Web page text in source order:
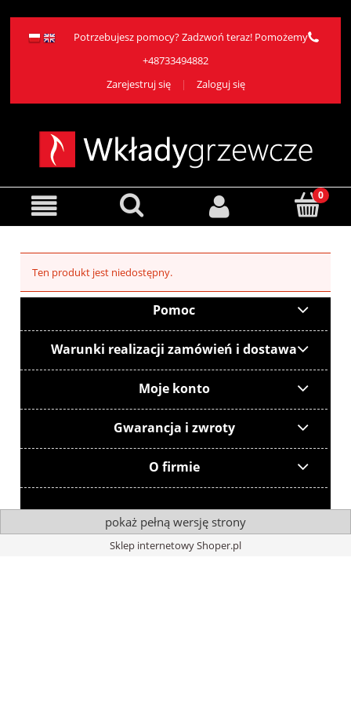
Potrzebujesz pomocy? Zadzwoń teraz! Pomożemy
+48733494882
Zarejestruj się
Zaloguj się
Ten produkt jest niedostępny.
Pomoc
Warunki realizacji zamówień i dostawa
Moje konto
Gwarancja i zwroty
O firmie
pokaż pełną wersję strony
Sklep internetowy Shoper.pl